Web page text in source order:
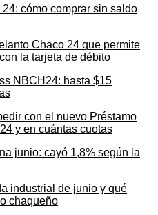
Chaco 24 que permite
la tarjeta de débito
con el nuevo Préstamo
y en cuántas cuotas
industrial de junio y qué
chaqueño